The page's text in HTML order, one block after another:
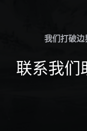
我们打破边
联系我们